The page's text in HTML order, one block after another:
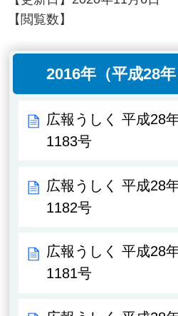
【閲覧数】
2016年（平成28
広報うしく 平成28
1183号
広報うしく 平成28
1182号
広報うしく 平成28
1181号